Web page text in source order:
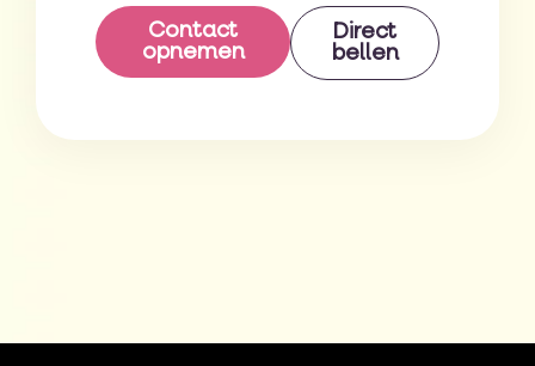
Contact
opnemen
Direct
bellen